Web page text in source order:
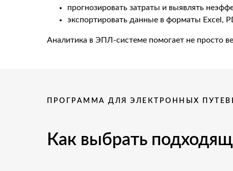
прогнозировать затраты и выявлять
экспортировать данные в форматы Excel,
Аналитика в ЭПЛ-системе помогает не просто
ПРОГРАММА ДЛЯ ЭЛЕКТРОННЫХ
Как выбрать